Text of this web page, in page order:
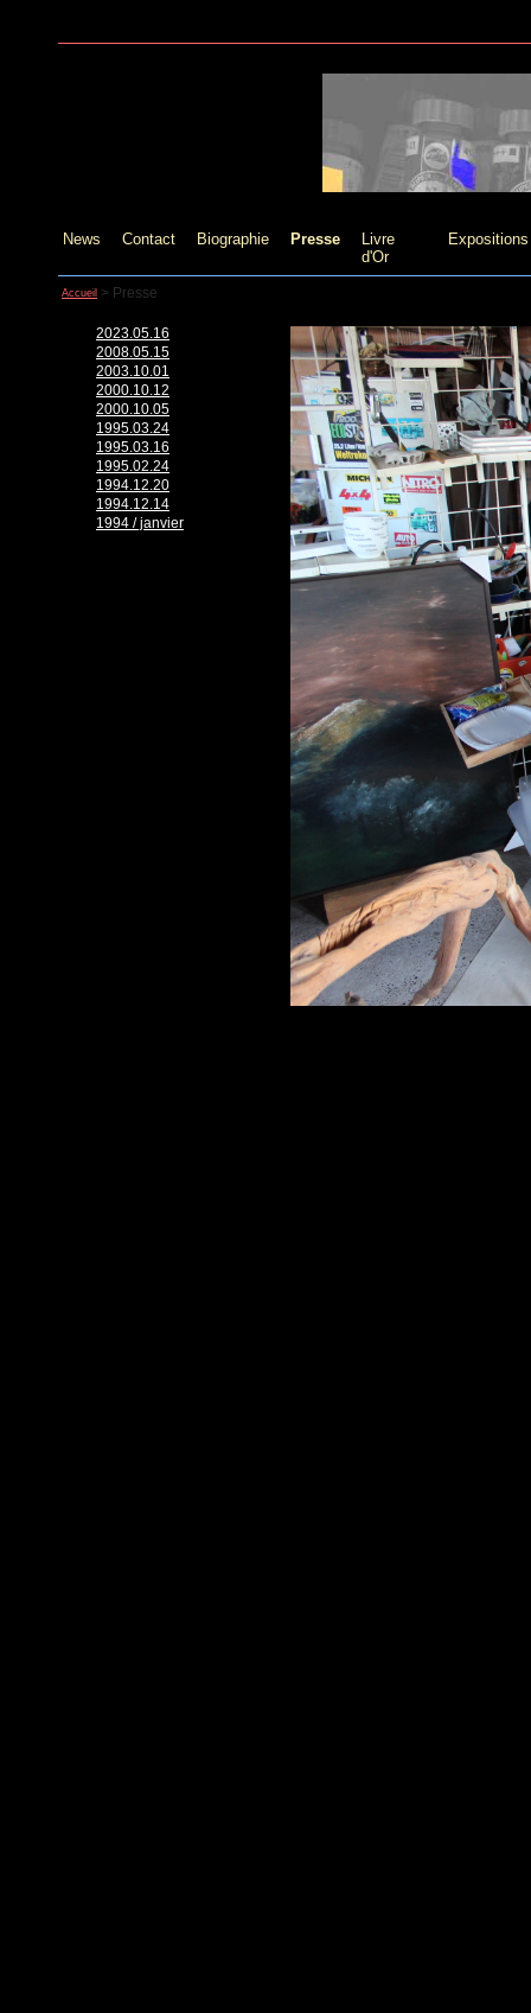
News Contact Biographie Presse
Livre
d'Or
Expositions
Accueil > Presse
2023.05.16
2008.05.15
2003.10.01
2000.10.12
2000.10.05
1995.03.24
1995.03.16
1995.02.24
1994.12.20
1994.12.14
1994 / janvier